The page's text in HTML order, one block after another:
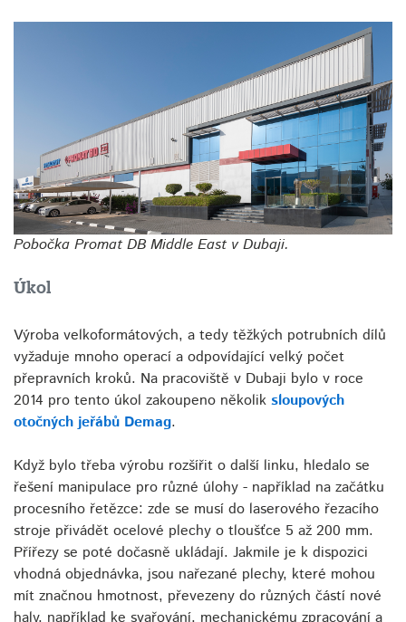
Pobočka Promat DB Middle East v Dubaji.
Úkol
Výroba velkoformátových, a tedy těžkých potrubních dílů
vyžaduje mnoho operací a odpovídající velký počet
přepravních kroků. Na pracoviště v Dubaji bylo v roce
2014 pro tento úkol zakoupeno několik sloupových
otočných jeřábů Demag.
Když bylo třeba výrobu rozšířit o další linku, hledalo se
řešení manipulace pro různé úlohy - například na začátku
procesního řetězce: zde se musí do laserového řezacího
stroje přivádět ocelové plechy o tloušťce 5 až 200 mm.
Přířezy se poté dočasně ukládají. Jakmile je k dispozici
vhodná objednávka, jsou nařezané plechy, které mohou
mít značnou hmotnost, převezeny do různých částí nové